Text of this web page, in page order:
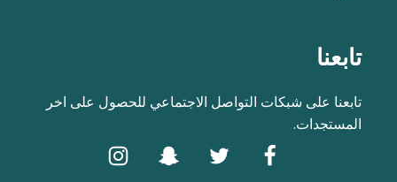
تابعنا
تابعنا على شبكات التواصل الاجتماعي للحصول على اخر
المستجدات.